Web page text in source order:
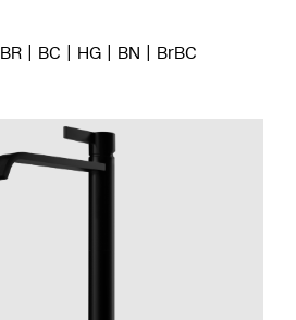
BR BC HG BN BrBC